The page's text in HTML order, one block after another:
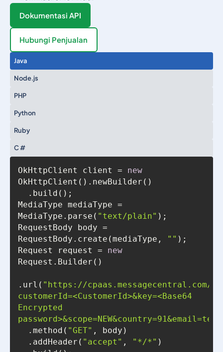
Dokumentasi API
Hubungi Penjualan
Java
Node.js
PHP
Python
Ruby
C #
OkHttpClient client = new
MediaType mediaType =
MediaType.parse( "text/plain"
RequestBody body =
RequestBody.create(mediaType,
""
Request request = new
.url( "https://cpaas.messagecentral.com/
customerId=<CustomerId>&key=<Base64
Encrypted
  .method(
"GET"
  .addHeader(
"accept" , "*/*"